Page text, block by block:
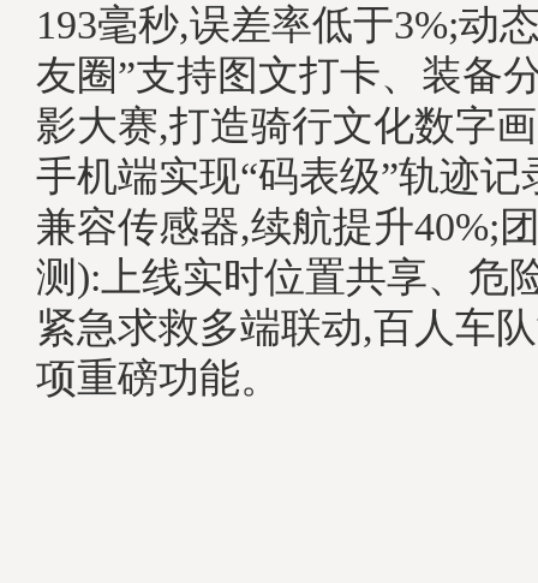
193毫秒,误差率低于3%;动
友圈”支持图文打卡、装备
影大赛,打造骑行文化数字
手机端实现“码表级”轨迹记
兼容传感器,续航提升40%;
测):上线实时位置共享、危
紧急求救多端联动,百人车
项重磅功能。